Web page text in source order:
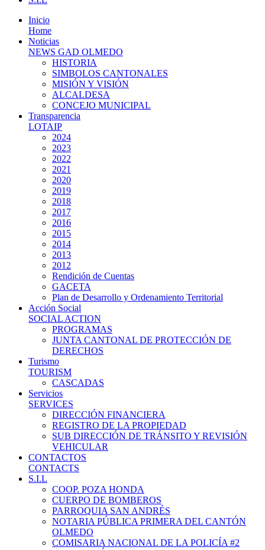
Inicio
Home
Noticias
NEWS GAD OLMEDO
HISTORIA
SIMBOLOS CANTONALES
MISIÓN Y VISIÓN
ALCALDESA
CONCEJO MUNICIPAL
Transparencia
LOTAIP
2024
2023
2022
2021
2020
2019
2018
2017
2016
2015
2014
2013
2012
Rendición de Cuentas
GACETA
Plan de Desarrollo y Ordenamiento Territorial
Acción Social
SOCIAL ACTION
PROGRAMAS
JUNTA CANTONAL DE PROTECCIÓN DE
DERECHOS
Turismo
TOURISM
CASCADAS
Servicios
SERVICES
DIRECCIÓN FINANCIERA
REGISTRO DE LA PROPIEDAD
SUB DIRECCIÓN DE TRÁNSITO Y REVISIÓN
VEHICULAR
CONTACTOS
CONTACTS
S.I.L
COOP. POZA HONDA
CUERPO DE BOMBEROS
PARROQUIA SAN ANDRÉS
NOTARIA PÚBLICA PRIMERA DEL CANTÓN
OLMEDO
COMISARIA NACIONAL DE LA POLICÍA #2